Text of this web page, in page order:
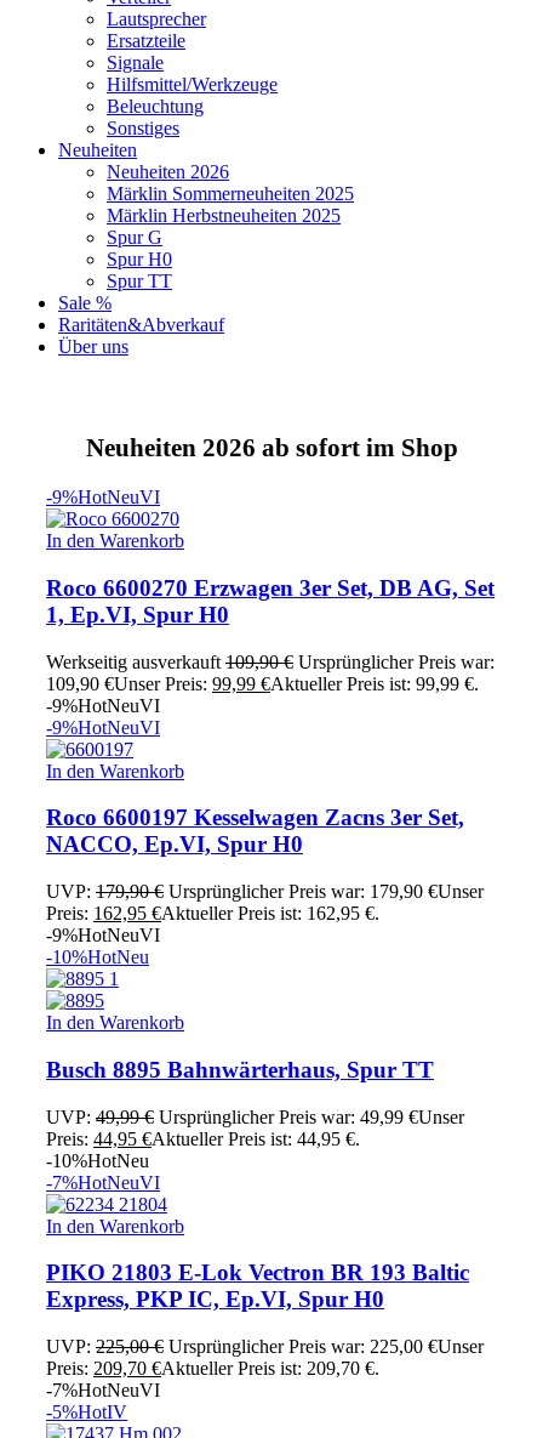
Lautsprecher
Ersatzteile
Signale
Hilfsmittel/Werkzeuge
Beleuchtung
Sonstiges
Neuheiten
Neuheiten 2026
Märklin Sommerneuheiten 2025
Märklin Herbstneuheiten 2025
Spur G
Spur H0
Spur TT
Sale %
Raritäten&Abverkauf
Über uns
Neuheiten 2026 ab sofort im Shop
-9%HotNeuVI
In den Warenkorb
Roco 6600270 Erzwagen 3er Set, DB AG, Set
1, Ep.VI, Spur H0
Werkseitig ausverkauft 109,90€ Ursprünglicher Preis war:
109,90 €Unser Preis: 99,99 €Aktueller Preis ist: 99,99 €.
-9%HotNeuVI
-9%HotNeuVI
In den Warenkorb
Roco 6600197 Kesselwagen Zacns 3er Set,
NACCO, Ep.VI, Spur H0
UVP: 179,90€ Ursprünglicher Preis war: 179,90 €Unser
Preis: 162,95 €Aktueller Preis ist: 162,95 €.
-9%HotNeuVI
-10%HotNeu
In den Warenkorb
Busch 8895 Bahnwärterhaus, Spur TT
UVP: 49,99€ Ursprünglicher Preis war: 49,99 €Unser
Preis: 44,95 €Aktueller Preis ist: 44,95 €.
-10%HotNeu
-7%HotNeuVI
In den Warenkorb
PIKO 21803 E-Lok Vectron BR 193 Baltic
Express, PKP IC, Ep.VI, Spur H0
UVP: 225,00€ Ursprünglicher Preis war: 225,00 €Unser
Preis: 209,70 €Aktueller Preis ist: 209,70 €.
-7%HotNeuVI
-5%HotIV